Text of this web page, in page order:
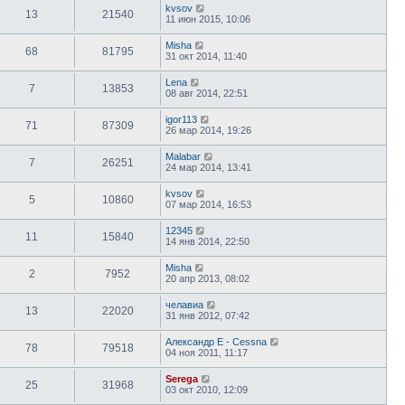
13 21540
kvsov
11 июн 2015, 10:06
68 81795
Misha
31 окт 2014, 11:40
7 13853
Lena
08 авг 2014, 22:51
71 87309
igor113
26 мар 2014, 19:26
7 26251
Malabar
24 мар 2014, 13:41
5 10860
kvsov
07 мар 2014, 16:53
11 15840
12345
14 янв 2014, 22:50
2 7952
Misha
20 апр 2013, 08:02
13 22020
челавиа
31 янв 2012, 07:42
78 79518
Александр E - Cessna
04 ноя 2011, 11:17
25 31968
Serega
03 окт 2010, 12:09